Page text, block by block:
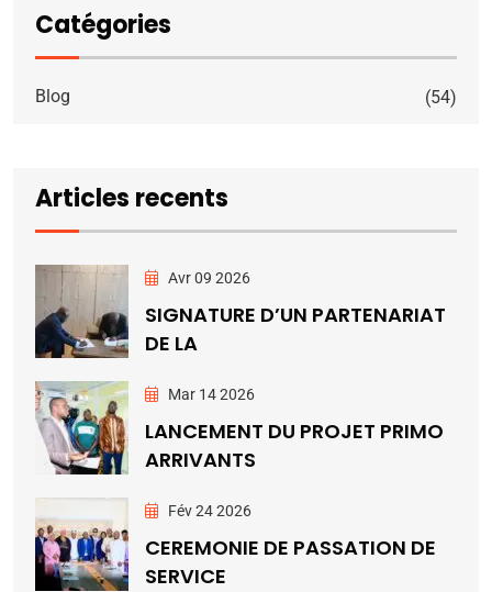
Catégories
Blog (54)
Articles recents
Avr 09 2026
SIGNATURE D’UN PARTENARIAT
DE LA
Mar 14 2026
LANCEMENT DU PROJET PRIMO
ARRIVANTS
Fév 24 2026
CEREMONIE DE PASSATION DE
SERVICE